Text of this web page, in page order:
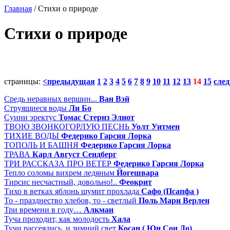
Главная / Стихи о природе
Стихи о природе
страницы: <предыдущая 1 2 3 4 5 6 7 8 9 10 11 12 13 14 15
Средь неравных вершин... Ван Вэй
Струящиеся воды Ли Бо
Суини эректус Томас Стернз Элиот
ТВОЮ ЗВОНКОГОРЛУЮ ПЕСНЬ Уолт Уитмен
ТИХИЕ ВОДЫ Федерико Гарсия Лорка
ТОПОЛЬ И БАШНЯ Федерико Гарсия Лорка
ТРАВА Карл Август Сендберг
ТРИ РАССКАЗА ПРО ВЕТЕР Федерико Гарсия Лорка
Тепло соломы вихрем ледяным Йогешвара
Тирсис несчастный, довольно!.. Феокрит
Тихо в ветках яблонь шумит прохлада Сафо (Псапфа )
То - празднество хлебов, то - светлый Поль Мари Верлен
Три времени в году… Алкман
Туча проходит, как молодость Хала